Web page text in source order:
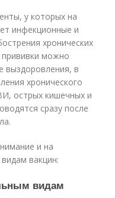
у которых на
инфекционные и
хронических
можно
выздоровления, в
хронического
острых кишечных и
сразу после
и на
вакцин:
видам